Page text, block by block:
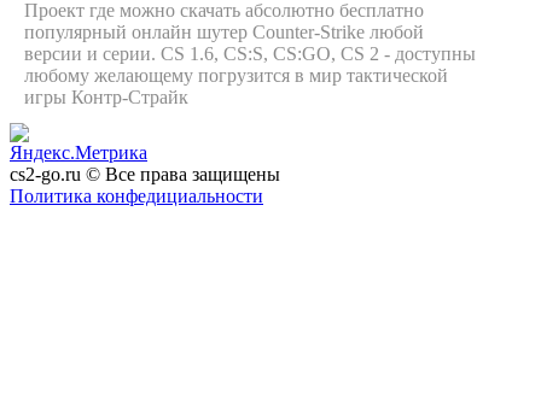
Проект где можно скачать абсолютно бесплатно
популярный онлайн шутер Counter-Strike любой
версии и серии. CS 1.6, CS:S, CS:GO, CS 2 - доступны
любому желающему погрузится в мир тактической
игры Контр-Страйк
cs2-go.ru © Все права защищены
Политика конфедициальности